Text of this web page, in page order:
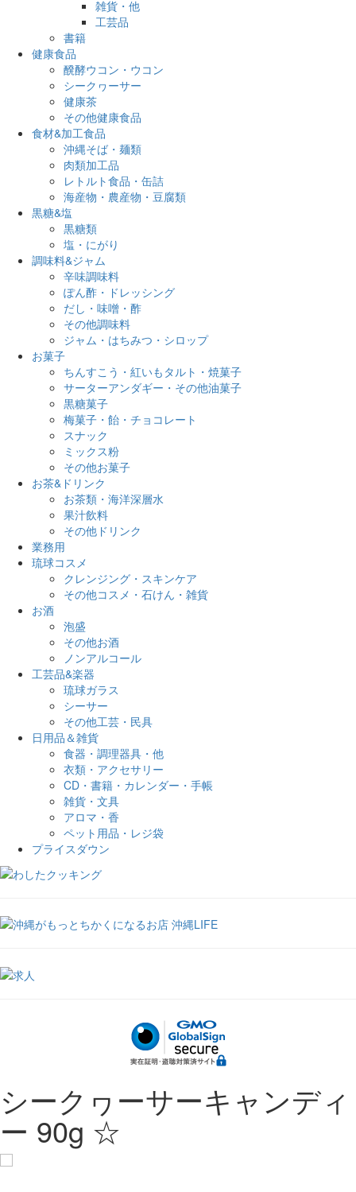
雑貨・他
工芸品
書籍
健康食品
醗酵ウコン・ウコン
シークヮーサー
健康茶
その他健康食品
食材&加工食品
沖縄そば・麺類
肉類加工品
レトルト食品・缶詰
海産物・農産物・豆腐類
黒糖&塩
黒糖類
塩・にがり
調味料&ジャム
辛味調味料
ぽん酢・ドレッシング
だし・味噌・酢
その他調味料
ジャム・はちみつ・シロップ
お菓子
ちんすこう・紅いもタルト・焼菓子
サーターアンダギー・その他油菓子
黒糖菓子
梅菓子・飴・チョコレート
スナック
ミックス粉
その他お菓子
お茶&ドリンク
お茶類・海洋深層水
果汁飲料
その他ドリンク
業務用
琉球コスメ
クレンジング・スキンケア
その他コスメ・石けん・雑貨
お酒
泡盛
その他お酒
ノンアルコール
工芸品&楽器
琉球ガラス
シーサー
その他工芸・民具
日用品＆雑貨
食器・調理器具・他
衣類・アクセサリー
CD・書籍・カレンダー・手帳
雑貨・文具
アロマ・香
ペット用品・レジ袋
プライスダウン
シークヮーサーキャンディ
ー 90g ☆